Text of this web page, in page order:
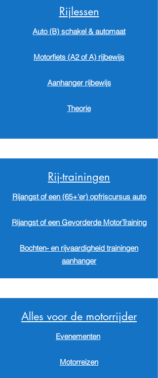
Rijlessen
​Auto (B) schakel & automaat
Motorfiets (A2 of A) rijbewijs
Aanhanger rijbewijs
Theorie
Rij-trainingen
Rijangst of een (65+'er) opfriscursus auto
Rijangst of een GevorderdeMotorTraining
Bochten- en rijvaardigheid trainingen
aanhanger
Alles voor de motorrijder
Evenementen
Motorreizen